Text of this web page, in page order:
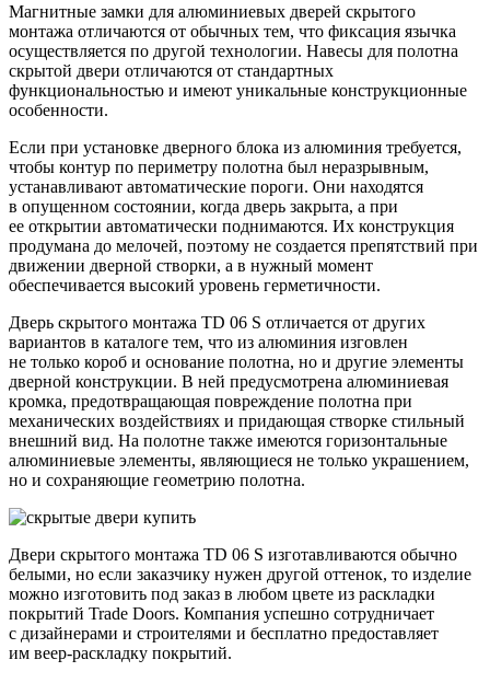
Магнитные замки для алюминиевых дверей скрытого
монтажа отличаются от обычных тем, что фиксация язычка
осуществляется по другой технологии. Навесы для полотна
скрытой двери отличаются от стандартных
функциональностью и имеют уникальные конструкционные
особенности.
Если при установке дверного блока из алюминия требуется,
чтобы контур по периметру полотна был неразрывным,
устанавливают автоматические пороги. Они находятся
в опущенном состоянии, когда дверь закрыта, а при
ее открытии автоматически поднимаются. Их конструкция
продумана до мелочей, поэтому не создается препятствий при
движении дверной створки, а в нужный момент
обеспечивается высокий уровень герметичности.
Дверь скрытого монтажа TD 06 S отличается от других
вариантов в каталоге тем, что из алюминия изговлен
не только короб и основание полотна, но и другие элементы
дверной конструкции. В ней предусмотрена алюминиевая
кромка, предотвращающая повреждение полотна при
механических воздействиях и придающая створке стильный
внешний вид. На полотне также имеются горизонтальные
алюминиевые элементы, являющиеся не только украшением,
но и сохраняющие геометрию полотна.
Двери скрытого монтажа TD 06 S изготавливаются обычно
белыми, но если заказчику нужен другой оттенок, то изделие
можно изготовить под заказ в любом цвете из раскладки
покрытий Trade Doors. Компания успешно сотрудничает
с дизайнерами и строителями и бесплатно предоставляет
им веер-раскладку покрытий.